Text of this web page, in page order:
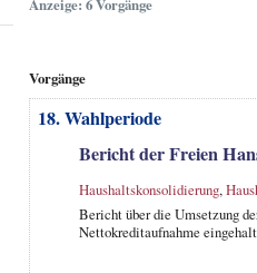
Anzeige: 6 Vorgänge
Vorgänge
18. Wahlperiode
Bericht der Freien
Haushaltskonsolidierung,
Bericht über die Umsetzung
Nettokreditaufnahme